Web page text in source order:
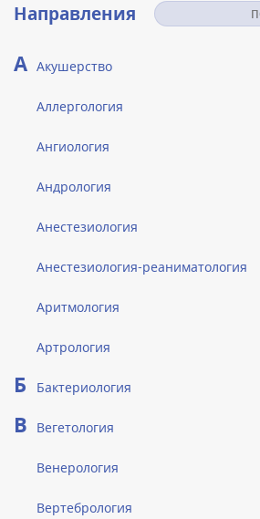
Направления
А Акушерство
Аллергология
Ангиология
Андрология
Анестезиология
Анестезиология-реаниматология
Аритмология
Артрология
Б Бактериология
В Вегетология
Венерология
Вертебрология